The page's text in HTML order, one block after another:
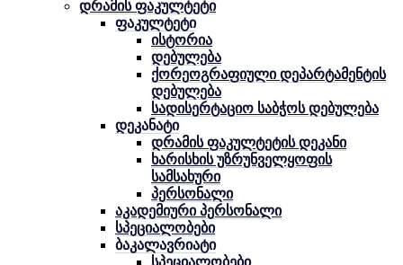
დრამის ფაკულტეტი
ფაკულტეტი
ისტორია
დებულება
ქორეოგრაფიული დეპარტამენტის
დებულება
სადისერტაციო საბჭოს დებულება
დეკანატი
დრამის ფაკულტეტის დეკანი
ხარისხის უზრუნველყოფის
სამსახური
პერსონალი
აკადემიური პერსონალი
სპეციალობები
ბაკალავრიატი